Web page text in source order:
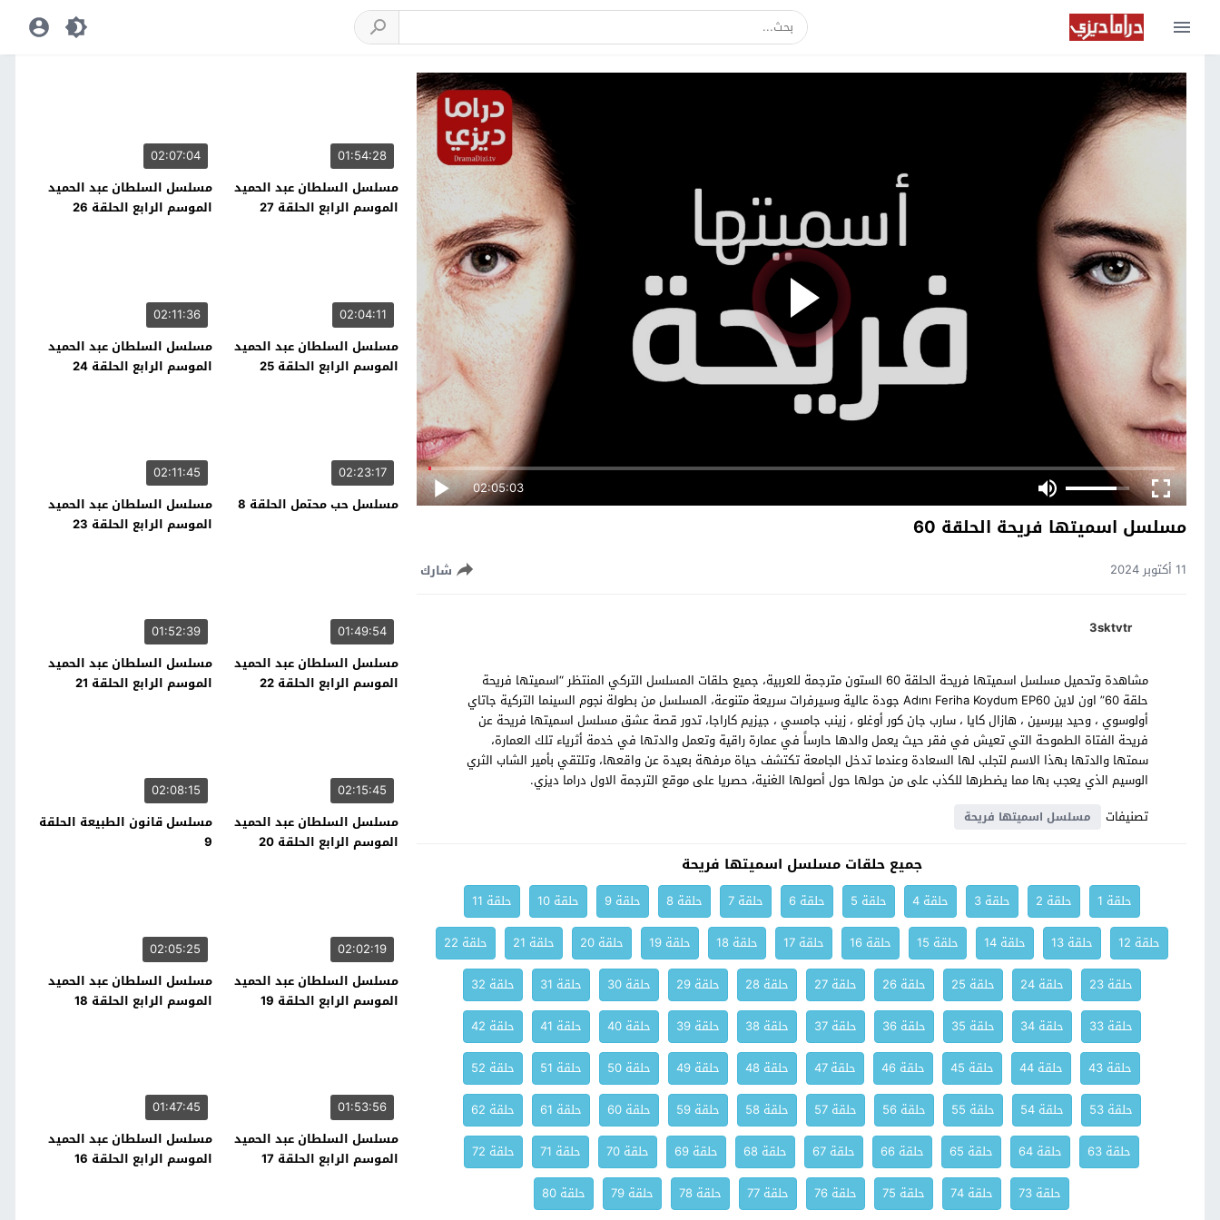
02:05:03
مسلسل اسميتها فريحة الحلقة 60
11 أكتوبر 2024 شارك
3sktvtr
مشاهدة وتحميل مسلسل اسميتها فريحة الحلقة 60 الستون مترجمة للعربية، جميع حلقات المسلسل التركي المنتظر “اسميتها فريحة
حلقة 60” اون لاين Adını Feriha Koydum EP60 جودة عالية وسيرفرات سريعة متنوعة، المسلسل من بطولة نجوم السينما التركية جاتاي
أولوسوي ، وحيد بيرسين ، هازال كايا ، سارب جان كور أوغلو ، زينب جامسي ، جيزيم كاراجا، تدور قصة عشق مسلسل اسميتها فريحة عن
فريحة الفتاة الطموحة التي تعيش في فقر حيث يعمل والدها حارساً في عمارة راقية وتعمل والدتها في خدمة أثرياء تلك العمارة،
سمتها والدتها بهذا الاسم لتجلب لها السعادة وعندما تدخل الجامعة تكتشف حياة مرفهة بعيدة عن واقعها، وتلتقي بأمير الشاب الثري
الوسيم الذي يعجب بها مما يضطرها للكذب على من حولها حول أصولها الغنية، حصريا على موقع الترجمة الاول دراما ديزي.
تصنيفات
مسلسل اسميتها فريحة
جميع حلقات مسلسل اسميتها فريحة
حلقة 1 حلقة 2 حلقة 3 حلقة 4 حلقة 5 حلقة 6 حلقة 7 حلقة 8 حلقة 9 حلقة 10
حلقة 11
حلقة 12
حلقة 13 حلقة 14 حلقة 15 حلقة 16 حلقة 17 حلقة 18 حلقة 19 حلقة 20 حلقة 21
حلقة 22
حلقة 23
حلقة 24 حلقة 25 حلقة 26 حلقة 27 حلقة 28 حلقة 29 حلقة 30 حلقة 31
حلقة 32
حلقة 33
حلقة 34 حلقة 35 حلقة 36 حلقة 37 حلقة 38 حلقة 39 حلقة 40 حلقة 41
حلقة 42
حلقة 43
حلقة 44 حلقة 45 حلقة 46 حلقة 47 حلقة 48 حلقة 49 حلقة 50 حلقة 51
حلقة 52
حلقة 53
حلقة 54 حلقة 55 حلقة 56 حلقة 57 حلقة 58 حلقة 59 حلقة 60 حلقة 61
حلقة 62
حلقة 63
حلقة 64 حلقة 65 حلقة 66 حلقة 67 حلقة 68 حلقة 69 حلقة 70 حلقة 71
حلقة 72
حلقة 73
حلقة 74 حلقة 75 حلقة 76 حلقة 77 حلقة 78 حلقة 79 حلقة 80
01:54:28
مسلسل السلطان عبد الحميد
الموسم الرابع الحلقة 27
02:07:04
مسلسل السلطان عبد الحميد
الموسم الرابع الحلقة 26
02:04:11
مسلسل السلطان عبد الحميد
الموسم الرابع الحلقة 25
02:11:36
مسلسل السلطان عبد الحميد
الموسم الرابع الحلقة 24
02:23:17
مسلسل حب محتمل الحلقة 8
02:11:45
مسلسل السلطان عبد الحميد
الموسم الرابع الحلقة 23
01:49:54
مسلسل السلطان عبد الحميد
الموسم الرابع الحلقة 22
01:52:39
مسلسل السلطان عبد الحميد
الموسم الرابع الحلقة 21
02:15:45
مسلسل السلطان عبد الحميد
الموسم الرابع الحلقة 20
02:08:15
مسلسل قانون الطبيعة الحلقة
9
02:02:19
مسلسل السلطان عبد الحميد
الموسم الرابع الحلقة 19
02:05:25
مسلسل السلطان عبد الحميد
الموسم الرابع الحلقة 18
01:53:56
مسلسل السلطان عبد الحميد
الموسم الرابع الحلقة 17
01:47:45
مسلسل السلطان عبد الحميد
الموسم الرابع الحلقة 16